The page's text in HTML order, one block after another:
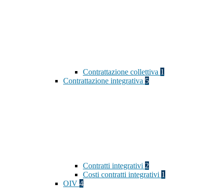
Contrattazione collettiva 1
Contrattazione integrativa 5
Contratti integrativi 2
Costi contratti integrativi 1
OIV 4